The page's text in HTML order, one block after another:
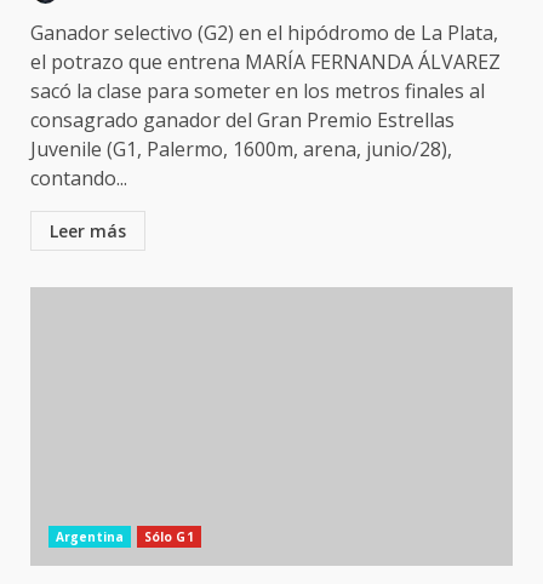
Ganador selectivo (G2) en el hipódromo de La Plata,
el potrazo que entrena MARÍA FERNANDA ÁLVAREZ
sacó la clase para someter en los metros finales al
consagrado ganador del Gran Premio Estrellas
Juvenile (G1, Palermo, 1600m, arena, junio/28),
contando...
Leer más
Argentina Sólo G1